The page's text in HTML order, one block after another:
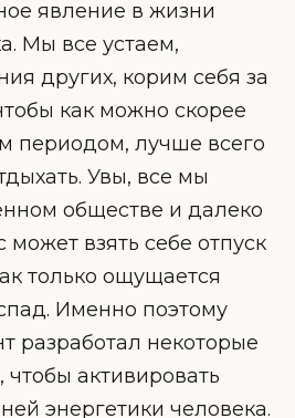
явление в жизни
Мы все устаем,
других, корим себя за
как можно скорее
периодом, лучше всего
Увы, все мы
обществе и далеко
взять себе отпуск
только ощущается
Именно поэтому
разработал некоторые
активировать
энергетики человека.